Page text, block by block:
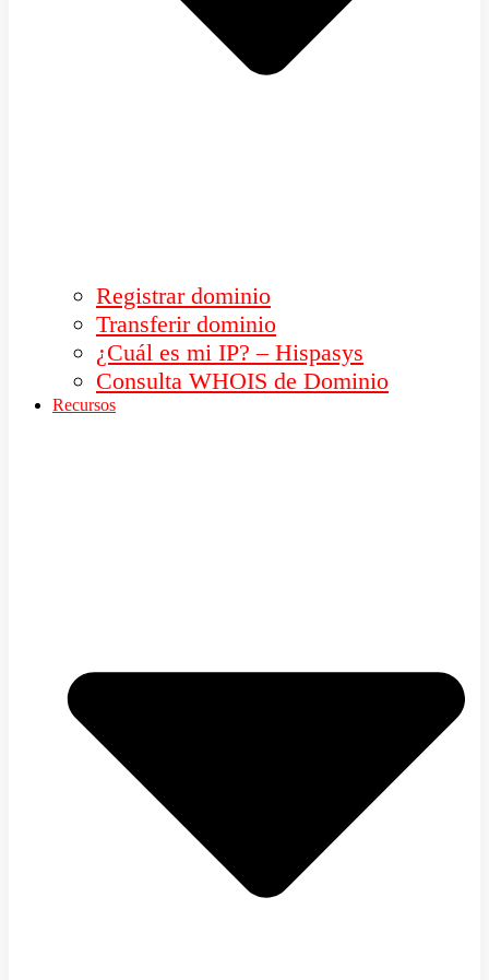
Registrar dominio
Transferir dominio
¿Cuál es mi IP? – Hispasys
Consulta WHOIS de Dominio
Recursos